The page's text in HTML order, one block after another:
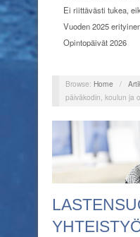
Ei riittävästi tukea,
Vuoden 2025
Opintopäivät 2026
Browse: Home /
päiväkodin, koulun ja